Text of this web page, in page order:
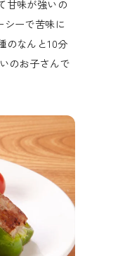
甘味が強いの
シーで苦味に
のなんと10分
のお子さんで